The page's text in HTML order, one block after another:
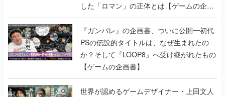
した「ロマン」の正体とは【ゲームの企画
書】
『ガンパレ』の企画書、ついに公開━初代
PSの伝説的タイトルは、なぜ生まれたの
か？そして『LOOP8』へ受け継がれたもの
【ゲームの企画書】
世界が認めるゲームデザイナー・上田文人